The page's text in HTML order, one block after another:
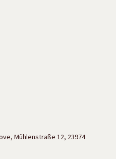
Mühlenstraße 12, 23974